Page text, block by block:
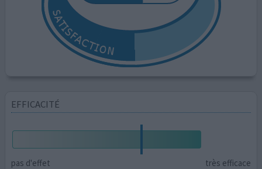
EFFICACITÉ
pas d'effet très efficace